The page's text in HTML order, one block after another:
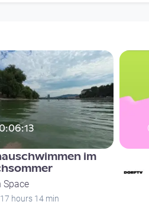
im
Space
hours 14 min